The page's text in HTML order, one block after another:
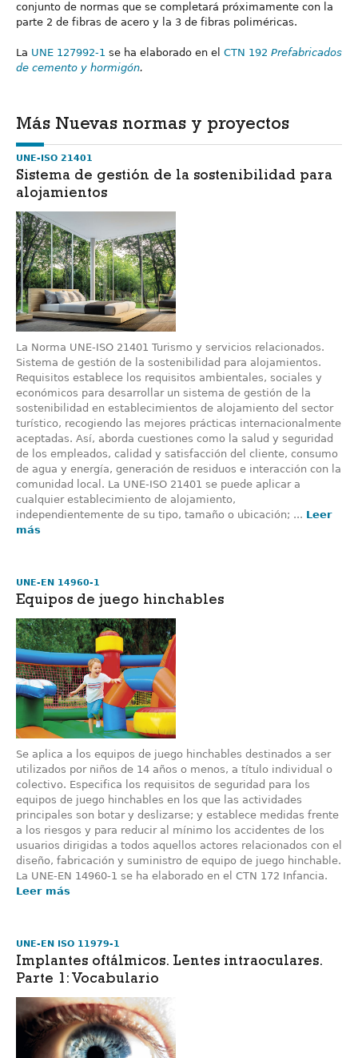
conjunto de normas que se completará próximamente con la
parte 2 de fibras de acero y la 3 de fibras poliméricas.
La UNE 127992-1 se ha elaborado en el CTN 192 Prefabricados
de cemento y hormigón.
Más Nuevas normas y proyectos
UNE-ISO 21401
Sistema de gestión de la sostenibilidad para
alojamientos
La Norma UNE-ISO 21401 Turismo y servicios relacionados.
Sistema de gestión de la sostenibilidad para alojamientos.
Requisitos establece los requisitos ambientales, sociales y
económicos para desarrollar un sistema de gestión de la
sostenibilidad en establecimientos de alojamiento del sector
turístico, recogiendo las mejores prácticas internacionalmente
aceptadas. Así, aborda cuestiones como la salud y seguridad
de los empleados, calidad y satisfacción del cliente, consumo
de agua y energía, generación de residuos e interacción con la
comunidad local. La UNE-ISO 21401 se puede aplicar a
cualquier establecimiento de alojamiento,
independientemente de su tipo, tamaño o ubicación; ... Leer
más
UNE-EN 14960-1
Equipos de juego hinchables
Se aplica a los equipos de juego hinchables destinados a ser
utilizados por niños de 14 años o menos, a título individual o
colectivo. Especifica los requisitos de seguridad para los
equipos de juego hinchables en los que las actividades
principales son botar y deslizarse; y establece medidas frente
a los riesgos y para reducir al mínimo los accidentes de los
usuarios dirigidas a todos aquellos actores relacionados con el
diseño, fabricación y suministro de equipo de juego hinchable.
La UNE-EN 14960-1 se ha elaborado en el CTN 172 Infancia.
Leer más
UNE-EN ISO 11979-1
Implantes oftálmicos. Lentes intraoculares.
Parte 1: Vocabulario